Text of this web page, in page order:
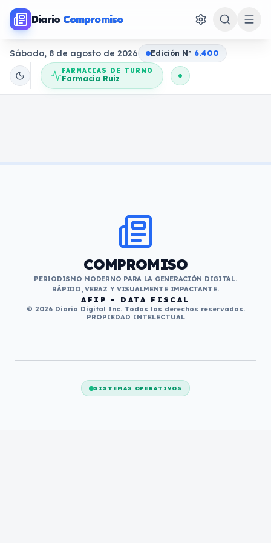
Diario Compromiso
Sábado, 8 de agosto de 2026 Edición No 6.400
FARMACIAS DE TURNO
Farmacia Ruiz
COMPROMISO
PERIODISMO MODERNO PARA LA GENERACIÓN DIGITAL.
RÁPIDO, VERAZ Y VISUALMENTE IMPACTANTE.
AFIP - DATA FISCAL
© 2026 Diario Digital Inc. Todos los derechos reservados.
PROPIEDAD INTELECTUAL
SISTEMAS OPERATIVOS